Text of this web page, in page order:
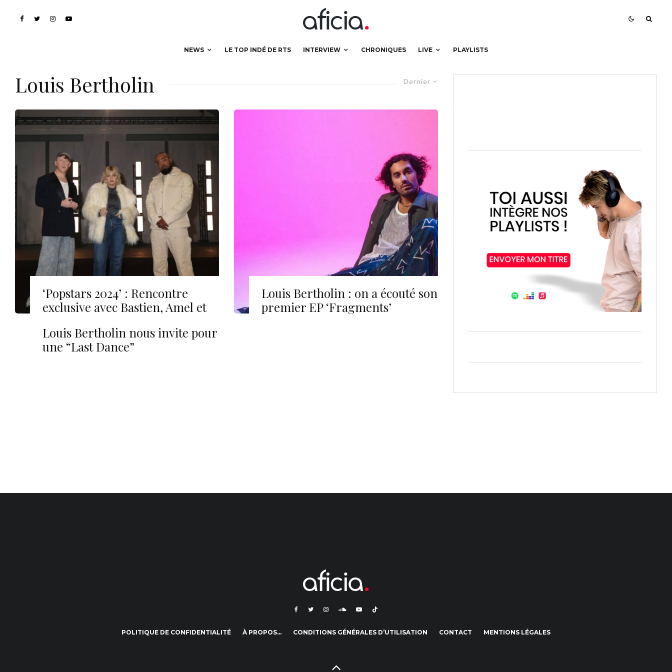
NEWS LE TOP INDÉ DE RTS INTERVIEW CHRONIQUES LIVE PLAYLISTS
Dernier
Louis Bertholin
‘Popstars 2024’ : Rencontre
exclusive avec Bastien, Amel et
Louis Bertholin nous invite pour
une “Last Dance”
Louis Bertholin : on a écouté son
premier EP ‘Fragments’
POLITIQUE DE CONFIDENTIALITÉ À PROPOS… CONDITIONS GÉNÉRALES D’UTILISATION CONTACT MENTIONS LÉGALES